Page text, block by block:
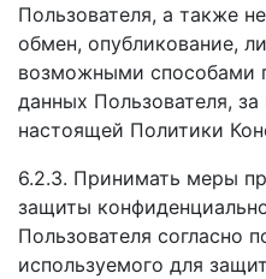
Пользователя, а также
обмен, опубликование,
возможными способами
данных Пользователя,
настоящей Политики
6.2.3. Принимать меры
защиты
Пользователя согласно
используемого для